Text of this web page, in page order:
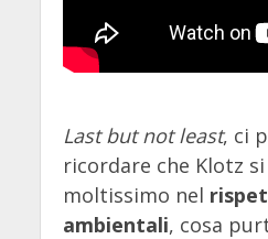
Last but not least, ci
ricordare che Klotz
moltissimo nel
ambientali, cosa